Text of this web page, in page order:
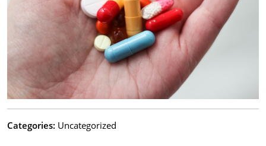
Categories: Uncategorized